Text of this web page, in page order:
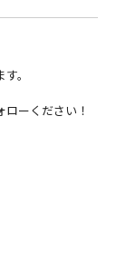
。
ーください！